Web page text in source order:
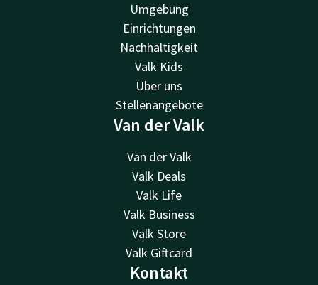
Umgebung
Einrichtungen
Nachhaltigkeit
Valk Kids
Über uns
Stellenangebote
Van der Valk
Van der Valk
Valk Deals
Valk Life
Valk Business
Valk Store
Valk Giftcard
Kontakt